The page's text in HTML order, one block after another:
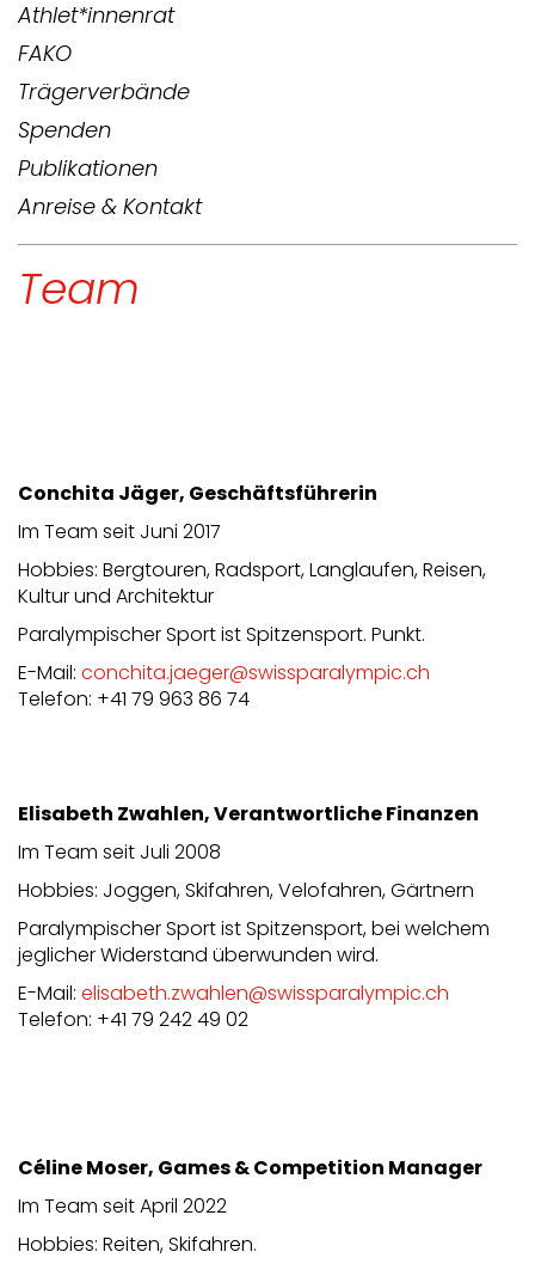
Athlet*innenrat
FAKO
Trägerverbände
Spenden
Publikationen
Anreise & Kontakt
Team
Conchita Jäger, Geschäftsführerin
Im Team seit Juni 2017
Hobbies: Bergtouren, Radsport, Langlaufen, Reisen,
Kultur und Architektur
Paralympischer Sport ist Spitzensport. Punkt.
E-Mail: conchita.jaeger@swissparalympic.ch
Telefon: +41 79 963 86 74
Elisabeth Zwahlen, Verantwortliche Finanzen
Im Team seit Juli 2008
Hobbies: Joggen, Skifahren, Velofahren, Gärtnern
Paralympischer Sport ist Spitzensport, bei welchem
jeglicher Widerstand überwunden wird.
E-Mail: elisabeth.zwahlen@swissparalympic.ch
Telefon: +41 79 242 49 02
Céline Moser, Games & Competition Manager
Im Team seit April 2022
Hobbies: Reiten, Skifahren.